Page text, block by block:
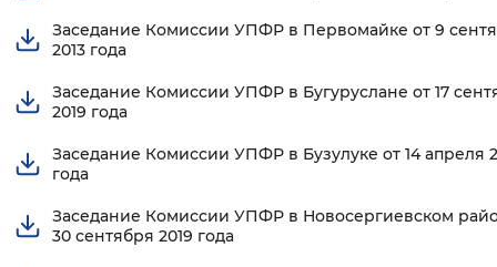
Заседание Комиссии УПФР в Первомайке от 9
2013 года
Заседание Комиссии УПФР в Бугуруслане от 17
2019 года
Заседание Комиссии УПФР в Бузулуке от 14 апреля
года
Заседание Комиссии УПФР в Новосергиевском
30 сентября 2019 года